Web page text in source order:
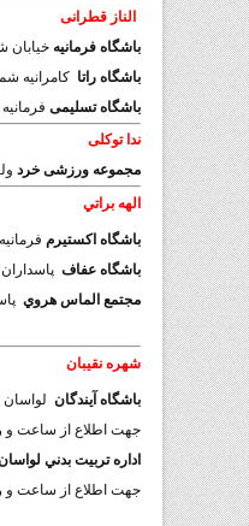
الناز قطرانی
باشگاه فرمانیه خیابان شهید
باشگاه راتا کامرانیه شمالی بن بست
باشگاه تسلیمی
ندا توکلی
مجموعه ورزشی خرد
الهه براتي
باشگاه اکستيرم فرمانيه
باشگاه عفاف پاسداران
مجتمع الماس هروي
شهره نقيبان
باشگاه آيندگان لواسان
جهت اطلاع از ساعت و
اداره تربيت بدني
جهت اطلاع از ساعت و